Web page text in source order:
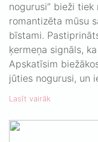
nogurusi” bieži
romantizēta mūsu
bīstami.
ķermeņa signāls,
Apskatīsim
jūties nogurusi, un
Lasīt vairāk